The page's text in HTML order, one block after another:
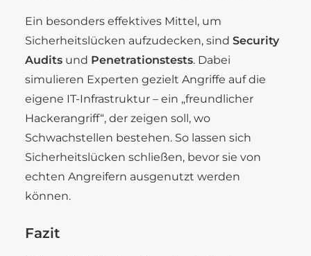
Ein besonders effektives Mittel, um
Sicherheitslücken aufzudecken, sind Security
Audits und Penetrationstests. Dabei
simulieren Experten gezielt Angriffe auf die
eigene IT-Infrastruktur – ein „freundlicher
Hackerangriff“, der zeigen soll, wo
Schwachstellen bestehen. So lassen sich
Sicherheitslücken schließen, bevor sie von
echten Angreifern ausgenutzt werden
können.
Fazit